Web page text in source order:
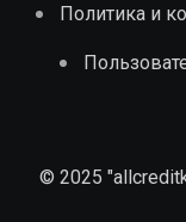
Политика и
© 2025